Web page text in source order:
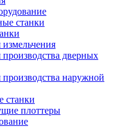
станки
дверных
наружной
станки
плоттеры